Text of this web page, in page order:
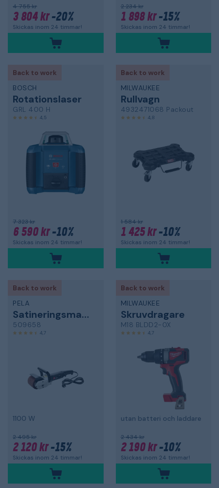
4 755 kr
3 804 kr-20%
Skickas inom 24 timmar!
2 234 kr
1 898 kr-15%
Skickas inom 24 timmar!
Back to work
BOSCH
Rotationslaser
GRL 400 H
4,5
7 323 kr
6 590 kr-10%
Skickas inom 24 timmar!
Back to work
MILWAUKEE
Rullvagn
4932471068 Packout
4,8
1 584 kr
1 425 kr-10%
Skickas inom 24 timmar!
Back to work
PELA
Satineringsmaskin
509658
4,7
1100 W
2 495 kr
2 120 kr-15%
Skickas inom 24 timmar!
Back to work
MILWAUKEE
Skruvdragare
M18 BLDD2-0X
4,7
utan batteri och laddare
2 434 kr
2 190 kr-10%
Skickas inom 24 timmar!